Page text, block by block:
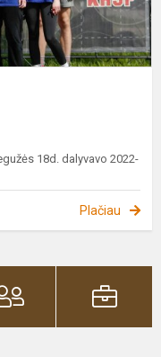
18d. dalyvavo 2022-
Plačiau